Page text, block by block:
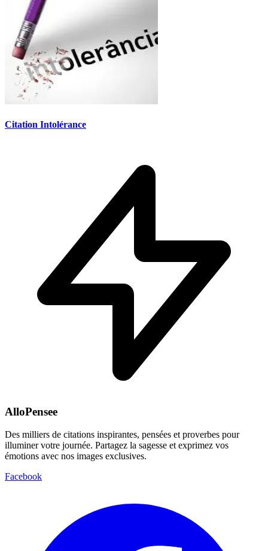
Citation Intolérance
AlloPensee
Des milliers de citations inspirantes, pensées et proverbes pour
illuminer votre journée. Partagez la sagesse et exprimez vos
émotions avec nos images exclusives.
Facebook